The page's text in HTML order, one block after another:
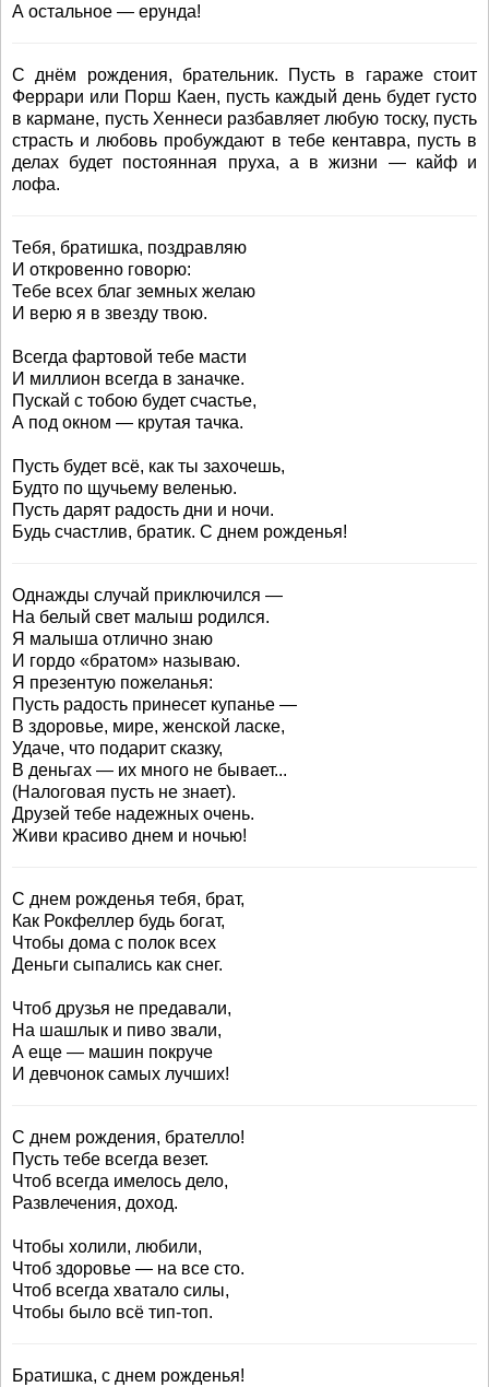
А остальное — ерунда!
С днём рождения, брательник. Пусть в гараже стоит
Феррари или Порш Каен, пусть каждый день будет густо
в кармане, пусть Хеннеси разбавляет любую тоску, пусть
страсть и любовь пробуждают в тебе кентавра, пусть в
делах будет постоянная пруха, а в жизни — кайф и
лофа.
Тебя, братишка, поздравляю
И откровенно говорю:
Тебе всех благ земных желаю
И верю я в звезду твою.
Всегда фартовой тебе масти
И миллион всегда в заначке.
Пускай с тобою будет счастье,
А под окном — крутая тачка.
Пусть будет всё, как ты захочешь,
Будто по щучьему веленью.
Пусть дарят радость дни и ночи.
Будь счастлив, братик. С днем рожденья!
Однажды случай приключился —
На белый свет малыш родился.
Я малыша отлично знаю
И гордо «братом» называю.
Я презентую пожеланья:
Пусть радость принесет купанье —
В здоровье, мире, женской ласке,
Удаче, что подарит сказку,
В деньгах — их много не бывает...
(Налоговая пусть не знает).
Друзей тебе надежных очень.
Живи красиво днем и ночью!
С днем рожденья тебя, брат,
Как Рокфеллер будь богат,
Чтобы дома с полок всех
Деньги сыпались как снег.
Чтоб друзья не предавали,
На шашлык и пиво звали,
А еще — машин покруче
И девчонок самых лучших!
С днем рождения, брателло!
Пусть тебе всегда везет.
Чтоб всегда имелось дело,
Развлечения, доход.
Чтобы холили, любили,
Чтоб здоровье — на все сто.
Чтоб всегда хватало силы,
Чтобы было всё тип-топ.
Братишка, с днем рожденья!